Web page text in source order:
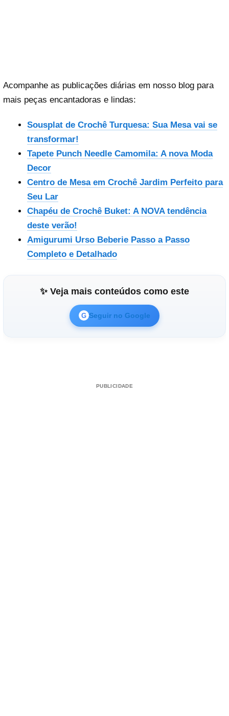
Acompanhe as publicações diárias em nosso blog para
mais peças encantadoras e lindas:
Sousplat de Crochê Turquesa: Sua Mesa vai se
transformar!
Tapete Punch Needle Camomila: A nova Moda
Decor
Centro de Mesa em Crochê Jardim Perfeito para
Seu Lar
Chapéu de Crochê Buket: A NOVA tendência
deste verão!
Amigurumi Urso Beberie Passo a Passo
Completo e Detalhado
✨ Veja mais conteúdos como este
G Seguir no Google
PUBLICIDADE